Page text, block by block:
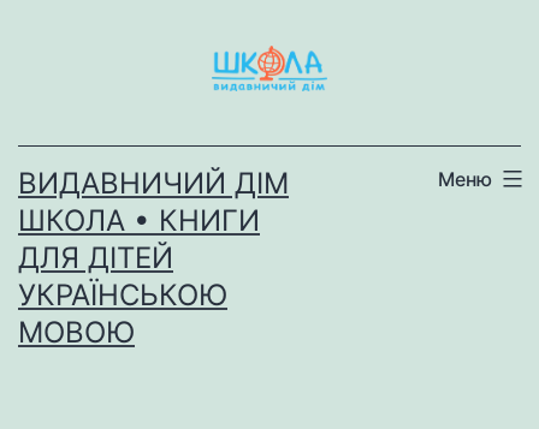
ВИДАВНИЧИЙ ДІМ
ШКОЛА • КНИГИ
ДЛЯ ДІТЕЙ
УКРАЇНСЬКОЮ
МОВОЮ
Меню